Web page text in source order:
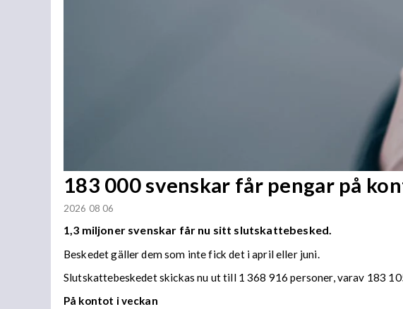
183 000 svenskar får pengar på
2026 08 06
1,3 miljoner svenskar får nu sitt slutskattebesked.
Beskedet gäller dem som inte fick det i april eller juni.
Slutskattebeskedet skickas nu ut till 1 368 916 personer, varav 183
På kontot i veckan